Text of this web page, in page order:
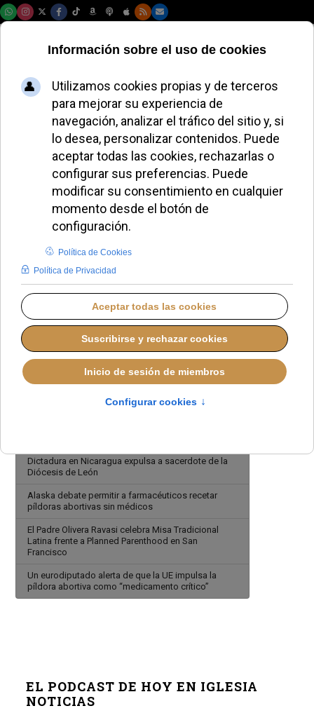
LifeSiteNews
Introduzca parte del título
Filtrar Limpiar
Cantidad a
Católicos laicos piden al Papa que no reconozca la
Vía Sinodal de Alemania
Polémica en Brasil por la restauración de unas
esculturas de Jesús y la Virgen
La decisión sobre las confesiones que preocupa
en la visita de León XIV
sobre homosexualidad
Polémica por un informe que acusa a Francisco de
politizar los obispos
Un estudio revela por qué cada vez más jóvenes se
acercan al cristianismo
silencio del Papa León XIV
Dictadura en Nicaragua expulsa a sacerdote de la
Diócesis de León
Alaska debate permitir a farmacéuticos recetar
píldoras abortivas sin médicos
El Padre Olivera Ravasi celebra Misa Tradicional
Latina frente a Planned Parenthood en San
Francisco
Un eurodiputado alerta de que la UE impulsa la
píldora abortiva como “medicamento crítico”
EL PODCAST DE HOY EN IGLESIA
NOTICIAS